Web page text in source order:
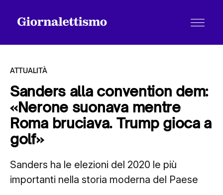
Tutti gli articoli
Chi siamo
Contatti
ATTUALITÀ
Sanders alla convention dem:
«Nerone suonava mentre
Roma bruciava. Trump gioca a
golf»
Sanders ha le elezioni del 2020 le più
importanti nella storia moderna del Paese